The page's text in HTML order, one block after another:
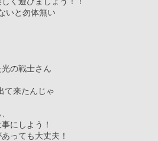
と勿体無い
光の戦士さん
て来たんじゃ
にしよう！
っても大丈夫！